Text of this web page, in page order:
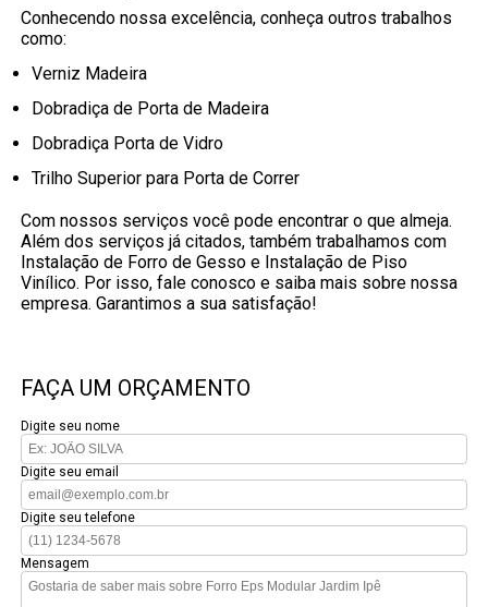
Conhecendo nossa excelência, conheça outros trabalhos
como:
Verniz Madeira
Dobradiça de Porta de Madeira
Dobradiça Porta de Vidro
Trilho Superior para Porta de Correr
Com nossos serviços você pode encontrar o que almeja.
Além dos serviços já citados, também trabalhamos com
Instalação de Forro de Gesso e Instalação de Piso
Vinílico. Por isso, fale conosco e saiba mais sobre nossa
empresa. Garantimos a sua satisfação!
FAÇA UM ORÇAMENTO
Digite seu nome
Digite seu email
Digite seu telefone
Mensagem